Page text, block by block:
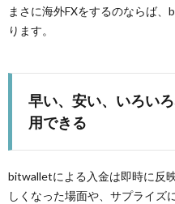
まさに海外FXをするのならば
ります。
早い、安い、いろい
用できる
bitwalletによる入金は即時に反
しくなった場面や、サプライズ